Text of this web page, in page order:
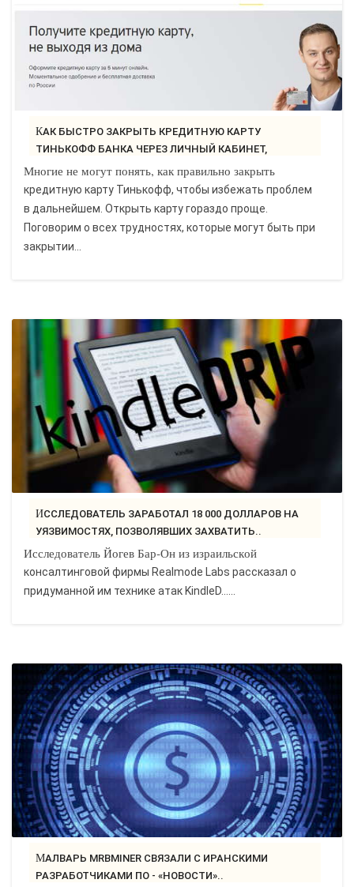
КАК БЫСТРО ЗАКРЫТЬ КРЕДИТНУЮ КАРТУ
ТИНЬКОФФ БАНКА ЧЕРЕЗ ЛИЧНЫЙ КАБИНЕТ,
Многие не могут понять, как правильно закрыть
кредитную карту Тинькофф, чтобы избежать проблем
в дальнейшем. Открыть карту гораздо проще.
Поговорим о всех трудностях, которые могут быть при
закрытии...
ИССЛЕДОВАТЕЛЬ ЗАРАБОТАЛ 18 000 ДОЛЛАРОВ НА
УЯЗВИМОСТЯХ, ПОЗВОЛЯВШИХ ЗАХВАТИТЬ..
Исследователь Йогев Бар-Он из израильской
консалтинговой фирмы Realmode Labs рассказал о
придуманной им технике атак KindleD…...
МАЛВАРЬ MRBMINER СВЯЗАЛИ С ИРАНСКИМИ
РАЗРАБОТЧИКАМИ ПО - «НОВОСТИ»..